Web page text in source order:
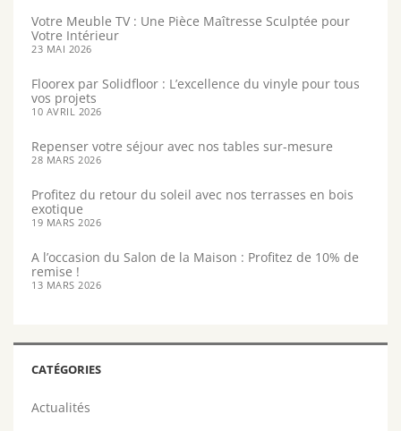
Votre Meuble TV : Une Pièce Maîtresse Sculptée pour
Votre Intérieur
23 MAI 2026
Floorex par Solidfloor : L’excellence du vinyle pour tous
vos projets
10 AVRIL 2026
Repenser votre séjour avec nos tables sur-mesure
28 MARS 2026
Profitez du retour du soleil avec nos terrasses en bois
exotique
19 MARS 2026
A l’occasion du Salon de la Maison : Profitez de 10% de
remise !
13 MARS 2026
CATÉGORIES
Actualités